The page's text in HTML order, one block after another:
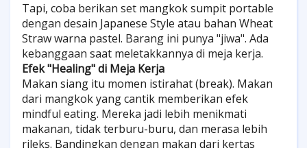
Tapi, coba berikan set mangkok sumpit portable
dengan desain Japanese Style atau bahan Wheat
Straw warna pastel. Barang ini punya "jiwa". Ada
kebanggaan saat meletakkannya di meja kerja.
Efek "Healing" di Meja Kerja
Makan siang itu momen istirahat (break). Makan
dari mangkok yang cantik memberikan efek
mindful eating. Mereka jadi lebih menikmati
makanan, tidak terburu-buru, dan merasa lebih
rileks. Bandingkan dengan makan dari kertas